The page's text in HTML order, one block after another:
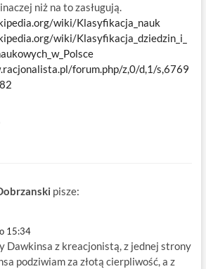
niż na to zasługują.
wiki/Klasyfikacja_nauk
wiki/Klasyfikacja_dziedzin_i_
forum.php/z,0/d,1/s,6769
pisze:
15:34
Dawkinsa z kreacjonistą, z jednej strony
podziwiam za złotą cierpliwość, a z